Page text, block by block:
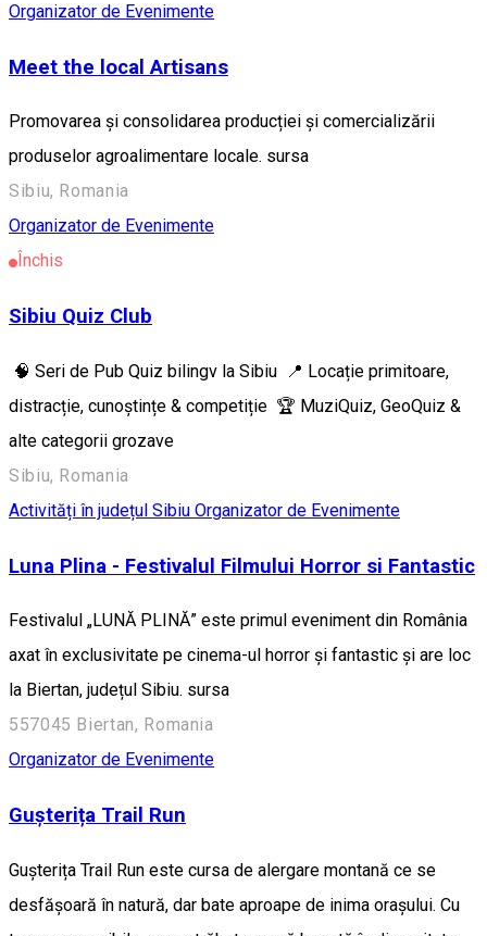
Organizator de Evenimente
Meet the local Artisans
Promovarea și consolidarea producției și comercializării
produselor agroalimentare locale. sursa
Sibiu, Romania
Organizator de Evenimente
Închis
Sibiu Quiz Club
🧠 Seri de Pub Quiz bilingv la Sibiu 📍 Locație primitoare,
distracție, cunoștințe & competiție 🏆 MuziQuiz, GeoQuiz &
alte categorii grozave
Sibiu, Romania
Activități în județul Sibiu Organizator de Evenimente
Luna Plina - Festivalul Filmului Horror si Fantastic
Festivalul „LUNĂ PLINĂ” este primul eveniment din România
axat în exclusivitate pe cinema-ul horror și fantastic și are loc
la Biertan, județul Sibiu. sursa
557045 Biertan, Romania
Organizator de Evenimente
Gușterița Trail Run
Gușterița Trail Run este cursa de alergare montană ce se
desfășoară în natură, dar bate aproape de inima orașului. Cu